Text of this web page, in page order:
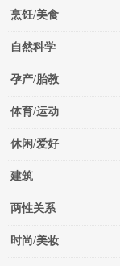
烹饪/美食
自然科学
孕产/胎教
体育/运动
休闲/爱好
建筑
两性关系
时尚/美妆